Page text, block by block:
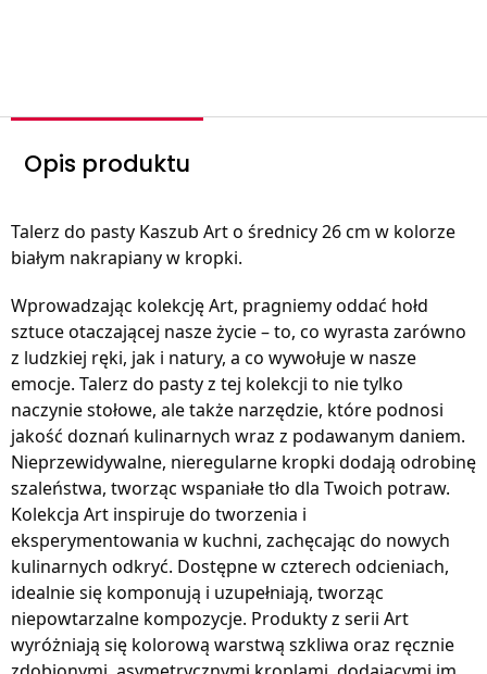
Opis produktu
Talerz do pasty Kaszub Art o średnicy 26 cm w kolorze
białym nakrapiany w kropki.
Wprowadzając kolekcję Art, pragniemy oddać hołd
sztuce otaczającej nasze życie – to, co wyrasta zarówno
z ludzkiej ręki, jak i natury, a co wywołuje w nasze
emocje. Talerz do pasty z tej kolekcji to nie tylko
naczynie stołowe, ale także narzędzie, które podnosi
jakość doznań kulinarnych wraz z podawanym daniem.
Nieprzewidywalne, nieregularne kropki dodają odrobinę
szaleństwa, tworząc wspaniałe tło dla Twoich potraw.
Kolekcja Art inspiruje do tworzenia i
eksperymentowania w kuchni, zachęcając do nowych
kulinarnych odkryć. Dostępne w czterech odcieniach,
idealnie się komponują i uzupełniają, tworząc
niepowtarzalne kompozycje. Produkty z serii Art
wyróżniają się kolorową warstwą szkliwa oraz ręcznie